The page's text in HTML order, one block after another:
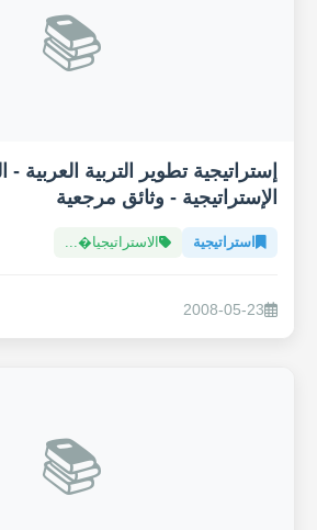
📚
إستراتيجية تطوير التربية العربية
الإستراتيجية - وثائق مرجعية
استراتيجية الاستراتيجيا�...
2008-05-23
📚